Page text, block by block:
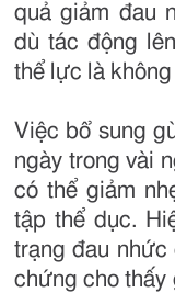
quả giảm đau
dù tác động
thể lực là
Việc bổ sung
ngày trong vài
có thể giảm
tập thể dục.
trạng đau
chứng cho thấy